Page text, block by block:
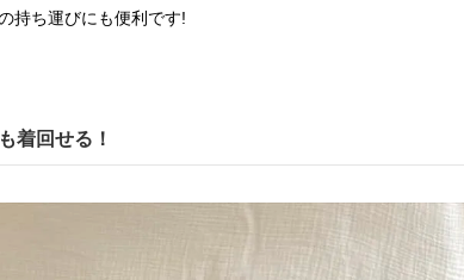
持ち運びにも便利です!
着回せる！